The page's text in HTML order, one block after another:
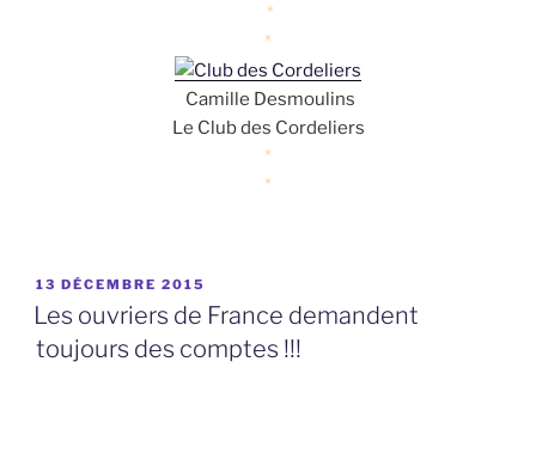
*
*
Camille Desmoulins
Le Club des Cordeliers
*
*
PUBLIÉ
LE
13 DÉCEMBRE 2015
Les ouvriers de France demandent
toujours des comptes !!!